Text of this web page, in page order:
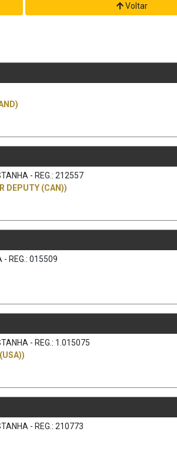
Voltar
- REG.: 212557
DEPUTY (CAN))
- REG.: 015509
- REG.: 1.015075
- REG.: 210773